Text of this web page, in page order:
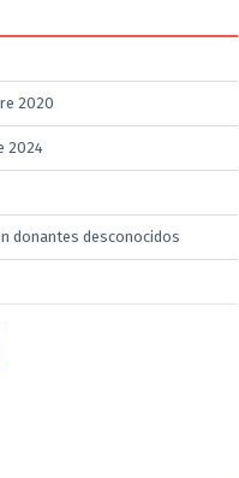
2020
2024
donantes desconocidos